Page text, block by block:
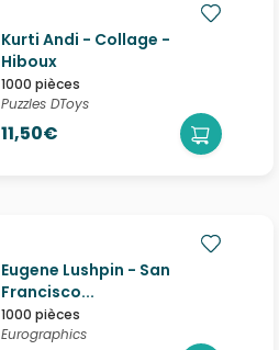
Kurti Andi - Collage -
Hiboux
1000 pièces
Puzzles DToys
11,50€
Eugene Lushpin - San
Francisco...
1000 pièces
Eurographics